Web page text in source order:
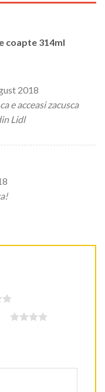
coapte 314ml
2018
e acceasi zacusca
Lidl